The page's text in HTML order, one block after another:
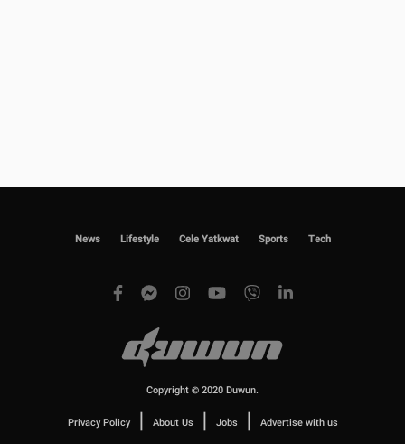
News Lifestyle Cele Yatkwat Sports Tech
Copyright © 2020 Duwun.
Privacy Policy | About Us | Jobs | Advertise with us